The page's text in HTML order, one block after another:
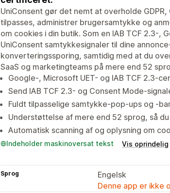
UniConsent gør det nemt at overholde
tilpasses, administrer brugersamtykke og
om cookies i din butik. Som en IAB TCF 2.3-
UniConsent samtykkesignaler til dine
konverteringssporing, samtidig med at du
SaaS og marketingteams på mere end 52
Google-, Microsoft UET- og IAB TCF 2.3-
Send IAB TCF 2.3- og Consent Mode-
Fuldt tilpasselige samtykke-pop-ups og -
Understøttelse af mere end 52 sprog, så
Automatisk scanning af og oplysning om
Indeholder maskinoversat tekst Vis oprindelig
Sprog
Engelsk
Denne app er ikke